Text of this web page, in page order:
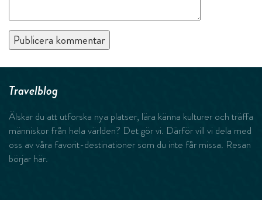
Travelblog
Älskar du att utforska nya platser, lära känna kulturer och träffa
människor från hela världen? Det gör vi. Därför vill vi dela med
oss av våra favorit-destinationer som du inte får missa. Resan
börjar här.